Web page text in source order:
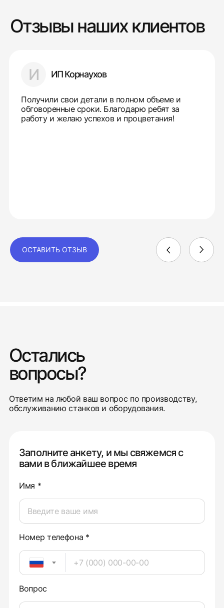
Отзывы наших клиентов
И ИП Корнаухов
Получили свои детали в полном объеме и
обговоренные сроки. Благодарю ребят за
работу и желаю успехов и процветания!
ОСТАВИТЬ ОТЗЫВ
Остались
вопросы?
Ответим на любой ваш вопрос по производству,
обслуживанию станков и оборудования.
Заполните анкету, и мы свяжемся с
вами в ближайшее время
Имя *
Номер телефона *
Вопрос